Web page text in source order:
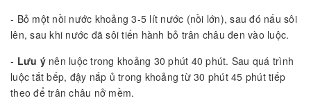
- Bỏ một nồi nước khoảng 3-5 lít nước (nồi lớn), sau đó nấu sôi
lên, sau khi nước đã sôi tiến hành bỏ trân châu đen vào luộc.
- Lưu ýnên luộc trong khoảng 30 phút 40 phút. Sau quá trình
luộc tắt bếp, đậy nắp ủ trong khoảng từ 30 phút 45 phút tiếp
theo để trân châu nở mềm.